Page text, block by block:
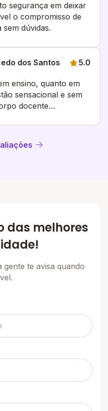
segurança em deixar
o compromisso de
dúvidas.
dos Santos 5.0
ensino, quanto em
sensacional e sem
docente
das melhores
gente te avisa quando